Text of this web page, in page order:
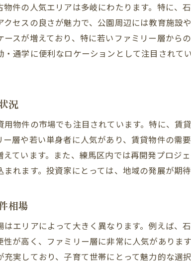
価格交渉のコツ
専門家のアドバイス
トラブル時の対応策
ペットと共に暮らせ
静かな住宅街の特徴
エコフレンドリーな
バリアフリー物件の
主要駅周辺の物件情
通勤に便利なエリア
コスパの良いエリア
件の人気エリアは多岐にわたります。特に
クセスの良さが魅力で、公園周辺には教育施
スが増えており、特に若いファミリー層から
・通学に便利なロケーションとして注目され
況
用物件の市場でも注目されています。特に、
ー層や若い単身者に人気があり、賃貸物件の需
えています。また、練馬区内では再開発プロ
れます。投資家にとっては、地域の発展が期
相場
エリアによって大きく異なります。例えば
性が高く、ファミリー層に非常に人気がありま
充実しており、子育て世帯にとって魅力的な選